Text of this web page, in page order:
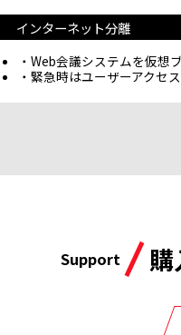
インターネット分離
Web会議システムを仮想
緊急時はユーザーアクセ
Support